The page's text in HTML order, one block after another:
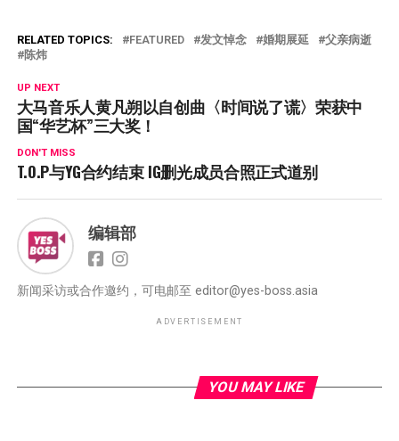
RELATED TOPICS: FEATURED 发文悼念 婚期展延
父亲病逝
陈炜
UP NEXT
大马音乐人黄凡朔以自创曲〈时间说了谎〉荣获中
国“华艺杯”三大奖！
DON'T MISS
T.O.P与YG合约结束 IG删光成员合照正式道别
编辑部
新闻采访或合作邀约，可电邮至 editor@yes-boss.asia
ADVERTISEMENT
YOU MAY LIKE